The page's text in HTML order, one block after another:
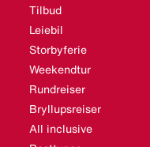
Tilbud
Leiebil
Storbyferie
Weekendtur
Rundreiser
Bryllupsreiser
All inclusive